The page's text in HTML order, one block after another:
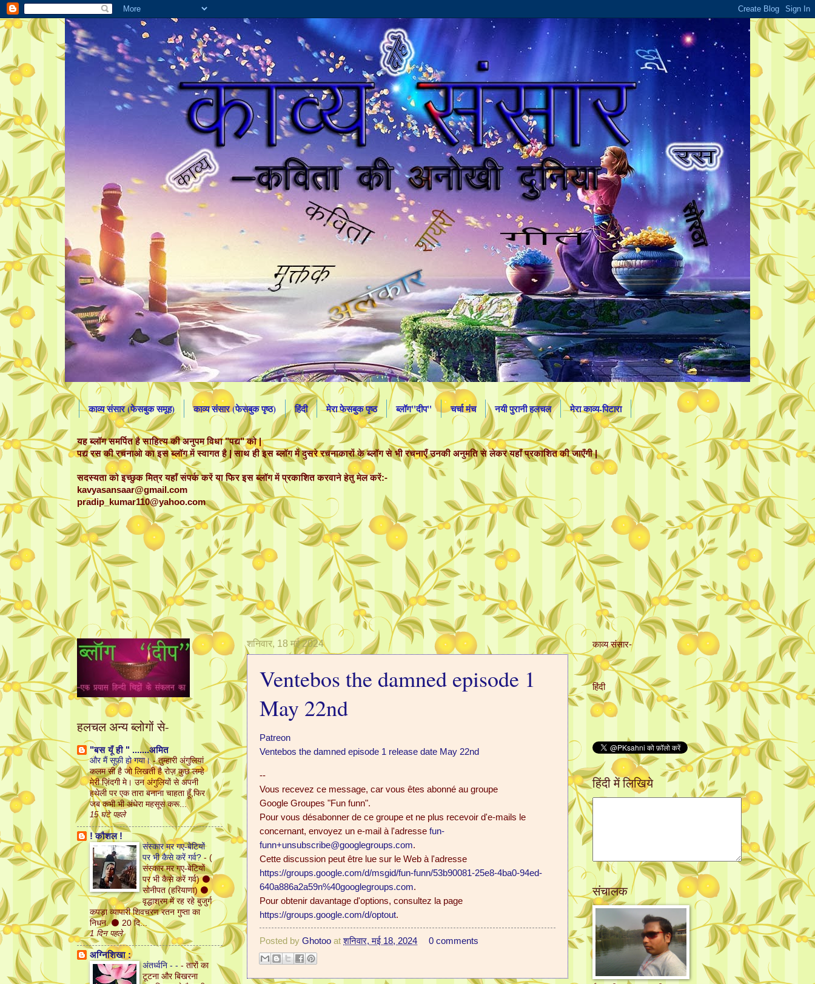
काव्य संसार (फेसबुक समूह) काव्य संसार (फेसबुक पृष्ठ) हिंदी मेरा फेसबुक पृष्ठ ब्लॉग"दीप" चर्चा मंच नयी पुरानी हलचल मेरा काव्य-पिटारा
यह ब्लॉग समर्पित है साहित्य की अनुपम विधा "पद्य" को |
पद्य रस की रचनाओ का इस ब्लॉग में स्वागत है | साथ ही इस ब्लॉग में दुसरे रचनाकारों के ब्लॉग से भी रचनाएँ उनकी अनुमति से लेकर यहाँ प्रकाशित की जाएँगी |
सदस्यता को इच्छुक मित्र यहाँ संपर्क करें या फिर इस ब्लॉग में प्रकाशित करवाने हेतु मेल करें:-
kavyasansaar@gmail.com
pradip_kumar110@yahoo.com
शनिवार, 18 मई 2024
Ventebos the damned episode 1
May 22nd
Patreon
Ventebos the damned episode 1 release date May 22nd
--
Vous recevez ce message, car vous êtes abonné au groupe
Google Groupes "Fun funn".
Pour vous désabonner de ce groupe et ne plus recevoir d'e-mails le
concernant, envoyez un e-mail à l'adresse fun-
funn+unsubscribe@googlegroups.com.
Cette discussion peut être lue sur le Web à l'adresse
https://groups.google.com/d/msgid/fun-funn/53b90081-25e8-4ba0-94ed-
640a886a2a59n%40googlegroups.com.
Pour obtenir davantage d'options, consultez la page
https://groups.google.com/d/optout.
Posted by Ghotoo atशनिवार, मई 18, 2024 0 comments
हलचल अन्य ब्लोगों से-
"बस यूँ ही " .......अमित
और मैं सूफ़ी हो गया।-तुम्हारी अंगुलियां
कलम सी है जो लिखती है रोज़ कुछ लम्हे
मेरी ज़िंदगी मे। उन अंगुलियों से अपनी
हथेली पर एक तारा बनाना चाहता हूँ,फिर
जब कभी भी अंधेरा महसूस करू...
15 घंटे पहले
! कौशल !
संस्कार मर गए-बेटियों
पर भी कैसे करें गर्व? - (
संस्कार मर गए-बेटियों
पर भी कैसे करें गर्व) ⚫
सोनीपत (हरियाणा) ⚫
वृद्धाश्रम में रह रहे बुजुर्ग
कपड़ा व्यापारी शिवचरण रतन गुप्ता का
निधन. ⚫ 20 दि...
1 दिन पहले
अग्निशिखा :
अंतर्ध्वनि - - - तारों का
टूटना और बिखरना
काव्य संसार-
हिंदी
हिंदी में लिखिये
संचालक